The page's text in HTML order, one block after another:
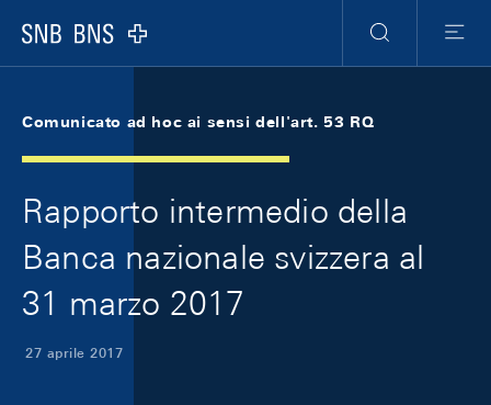
Logo
Ricerca
Menu
Comunicato ad hoc ai sensi dell'art. 53 RQ
Rapporto intermedio della
Banca nazionale svizzera al
31 marzo 2017
27 aprile 2017